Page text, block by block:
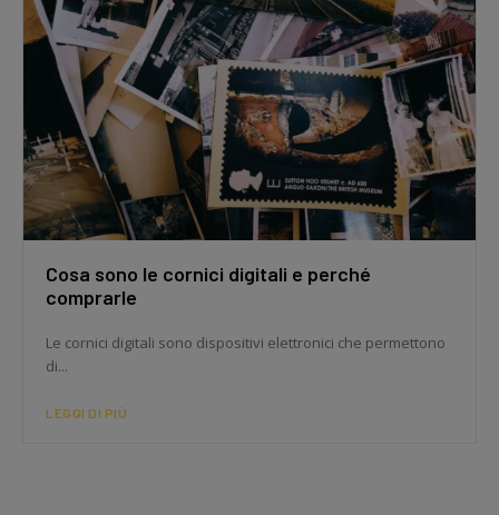
Cosa sono le cornici digitali e perché
comprarle
Le cornici digitali sono dispositivi elettronici che permettono
di...
LEGGI DI PIÙ